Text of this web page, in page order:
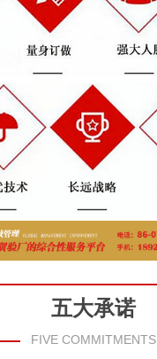
五大承诺
FIVE COMMITMENTS